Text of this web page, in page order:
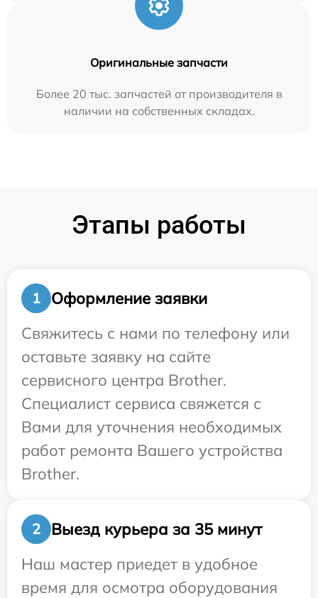
Оригинальные запчасти
Более 20 тыс. запчастей от производителя в
наличии на собственных складах.
Этапы работы
1
Оформление заявки
Свяжитесь с нами по телефону или
оставьте заявку на сайте
сервисного центра Brother.
Специалист сервиса свяжется с
Вами для уточнения необходимых
работ ремонта Вашего устройства
Brother.
2
Выезд курьера за 35 минут
Наш мастер приедет в удобное
время для осмотра оборудования